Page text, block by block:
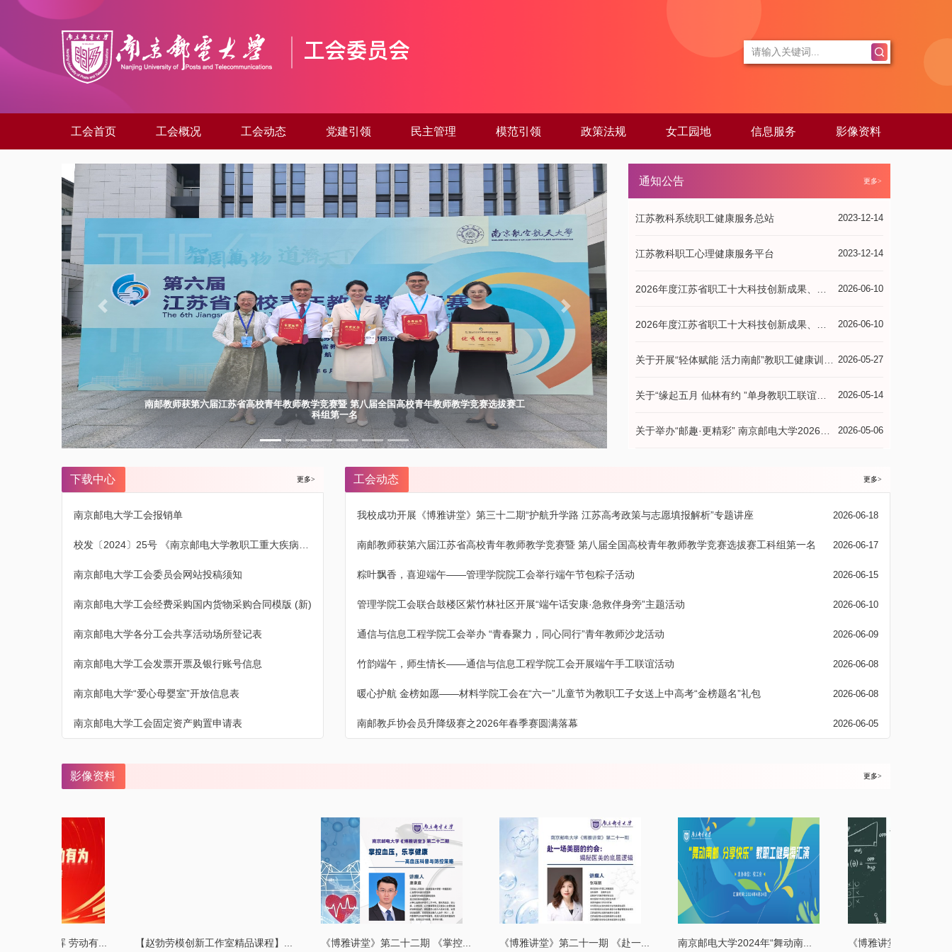
工会首页 工会概况 工会动态 党建引领 民主管理 模范引领 政策法规 女工园地 信息服务 影像资料
南邮教师获第六届江苏省高校青年教师教学竞赛暨 第八届全国高校青年教师教学竞赛选拔赛工
科组第一名
Previous Next
通知公告 更多>
江苏教科系统职工健康服务总站 2023-12-14
江苏教科职工心理健康服务平台 2023-12-14
2026-06-10
2026-06-10
2026-05-27
2026-05-14
2026-05-06
下载中心 更多>
南京邮电大学工会报销单
南京邮电大学工会委员会网站投稿须知
南京邮电大学工会经费采购国内货物采购合同模版 (新)
南京邮电大学各分工会共享活动场所登记表
南京邮电大学工会发票开票及银行账号信息
南京邮电大学“爱心母婴室”开放信息表
南京邮电大学工会固定资产购置申请表
工会动态 更多>
我校成功开展《博雅讲堂》第三十二期“护航升学路 江苏高考政策与志愿填报解析”专题讲座 2026-06-18
南邮教师获第六届江苏省高校青年教师教学竞赛暨 第八届全国高校青年教师教学竞赛选拔赛工科组第一名 2026-06-17
粽叶飘香，喜迎端午——管理学院院工会举行端午节包粽子活动 2026-06-15
管理学院工会联合鼓楼区紫竹林社区开展“端午话安康·急救伴身旁”主题活动 2026-06-10
通信与信息工程学院工会举办 “青春聚力，同心同行”青年教师沙龙活动 2026-06-09
竹韵端午，师生情长——通信与信息工程学院工会开展端午手工联谊活动 2026-06-08
暖心护航 金榜如愿——材料学院工会在“六一”儿童节为教职工子女送上中高考“金榜题名”礼包 2026-06-08
南邮教乒协会员升降级赛之2026年春季赛圆满落幕 2026-06-05
影像资料 更多>
学“师者三晖 劳动有... 【赵勃劳模创新工作室精品课程】... 《博雅讲堂》第二十二期 《掌控... 《博雅讲堂》第二十一期 《赴一... 南京邮电大学2024年“舞动南... 《博雅讲堂》第二十期